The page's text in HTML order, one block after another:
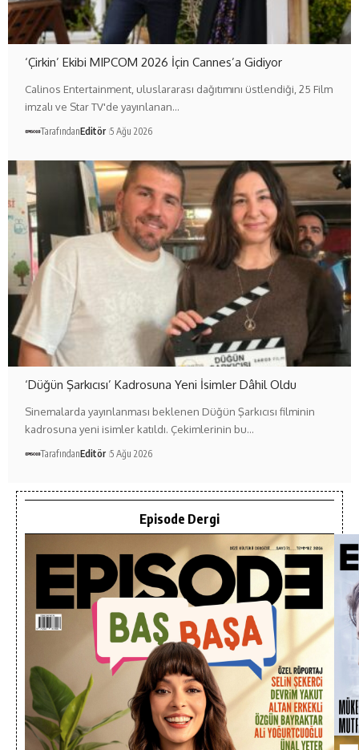
‘Çirkin’ Ekibi MIPCOM 2026 İçin Cannes’a Gidiyor
Calinos Entertainment, uluslararası dağıtımını üstlendiği, 25 Film
imzalı ve Star TV'de yayınlanan…
TarafındanEditör 5 Ağu 2026
‘Düğün Şarkıcısı’ Kadrosuna Yeni İsimler Dâhil Oldu
Sinemalarda yayınlanması beklenen Düğün Şarkıcısı filminin
kadrosuna yeni isimler katıldı. Çekimlerinin bu…
TarafındanEditör 5 Ağu 2026
Episode Dergi